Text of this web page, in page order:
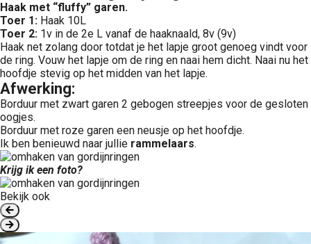
Haak met “fluffy” garen.
Toer 1: Haak 10L
Toer 2: 1v in de 2e L vanaf de haaknaald, 8v (9v)
Haak net zolang door totdat je het lapje groot genoeg vindt voor
de ring. Vouw het lapje om de ring en naai hem dicht. Naai nu het
hoofdje stevig op het midden van het lapje.
Afwerking:
Borduur met zwart garen 2 gebogen streepjes voor de gesloten
oogjes.
Borduur met roze garen een neusje op het hoofdje.
Ik ben benieuwd naar jullie rammelaars.
Krijg ik een foto?
Bekijk ook